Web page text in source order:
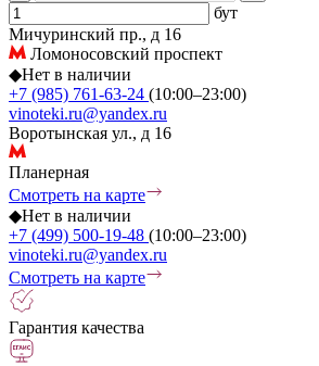
бут
Мичуринский пр., д 16
Ломоносовский проспект
◆Нет в наличии
+7 (985) 761-63-24 (10:00–23:00)
vinoteki.ru@yandex.ru
Воротынская ул., д 16
Планерная
Смотреть на карте
◆Нет в наличии
+7 (499) 500-19-48 (10:00–23:00)
vinoteki.ru@yandex.ru
Смотреть на карте
Гарантия качества